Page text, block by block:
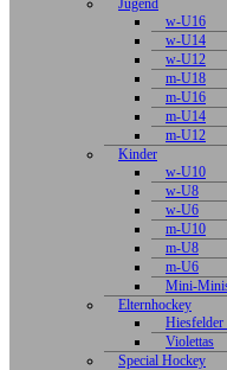
Jugend
w-U16
w-U14
w-U12
m-U18
m-U16
m-U14
m-U12
Kinder
w-U10
w-U8
w-U6
m-U10
m-U8
m-U6
Mini-
Elternhockey
Hiesfelder
Violettas
Special Hockey